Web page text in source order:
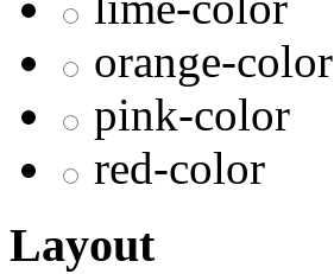
orange-color
pink-color
red-color
Layout